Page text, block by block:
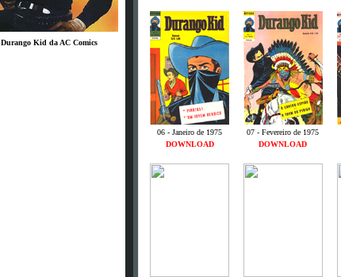
Durango Kid da AC Comics
06 - Janeiro de 1975 07 - Fevereiro de 1975
DOWNLOAD
DOWNLOAD